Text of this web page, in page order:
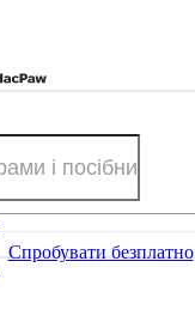
Спробувати безплатно